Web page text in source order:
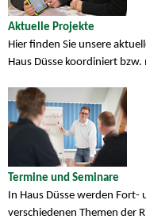
Aktuelle Projekte
Hier finden Sie unsere
Haus Düsse koordiniert
Termine und Seminare
In Haus Düsse werden Fort-
verschiedenen Themen der